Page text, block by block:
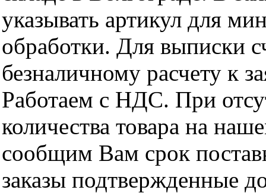
указывать артикул для
обработки. Для выписки
безналичному расчету к
Работаем с НДС. При
количества товара на
сообщим Вам срок
заказы подтвержденные